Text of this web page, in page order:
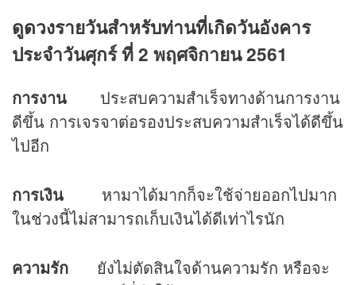
ดูดวงรายวันสำหรับท่านที่เกิดวันอังคาร
ประจำวันศุกร์ ที่ 2 พฤศจิกายน 2561
การงาน ประสบความสำเร็จทางด้านการงาน
ดีขึ้น การเจรจาต่อรองประสบความสำเร็จได้ดีขึ้น
ไปอีก
การเงิน หามาได้มากก็จะใช้จ่ายออกไปมาก
ในช่วงนี้ไม่สามารถเก็บเงินได้ดีเท่าไรนัก
ความรัก ยังไม่ตัดสินใจด้านความรัก หรือจะ